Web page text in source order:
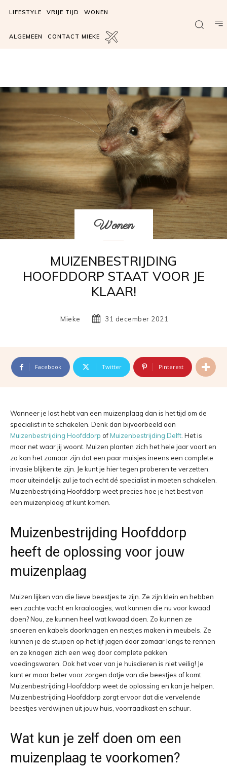
LIFESTYLE VRIJE TIJD WONEN
ALGEMEEN CONTACT MIEKE
Wonen
MUIZENBESTRIJDING
HOOFDDORP STAAT VOOR JE
KLAAR!
Mieke 31 december 2021
Facebook Twitter Pinterest
Wanneer je last hebt van een muizenplaag dan is het tijd om de
specialist in te schakelen. Denk dan bijvoorbeeld aan
Muizenbestrijding Hoofddorp ofMuizenbestrijding Delft . Het is
maar net waar jij woont. Muizen planten zich het hele jaar voort en
zo kan het zomaar zijn dat een paar muisjes ineens een complete
invasie blijken te zijn. Je kunt je hier tegen proberen te verzetten,
maar uiteindelijk zul je toch echt dé specialist in moeten schakelen.
Muizenbestrijding Hoofddorp weet precies hoe je het best van
een muizenplaag af kunt komen.
Muizenbestrijding Hoofddorp
heeft de oplossing voor jouw
muizenplaag
Muizen lijken van die lieve beestjes te zijn. Ze zijn klein en hebben
een zachte vacht en kraaloogjes, wat kunnen die nu voor kwaad
doen? Nou, ze kunnen heel wat kwaad doen. Zo kunnen ze
snoeren en kabels doorknagen en nestjes maken in meubels. Ze
kunnen je de stuipen op het lijf jagen door zomaar langs te rennen
en ze knagen zich een weg door complete pakken
voedingswaren. Ook het voer van je huisdieren is niet veilig! Je
kunt er maar beter voor zorgen datje van die beestjes af komt.
Muizenbestrijding Hoofddorp weet de oplossing en kan je helpen.
Muizenbestrijding Hoofddorp zorgt ervoor dat die vervelende
beestjes verdwijnen uit jouw huis, voorraadkast en schuur.
Wat kun je zelf doen om een
muizenplaag te voorkomen?